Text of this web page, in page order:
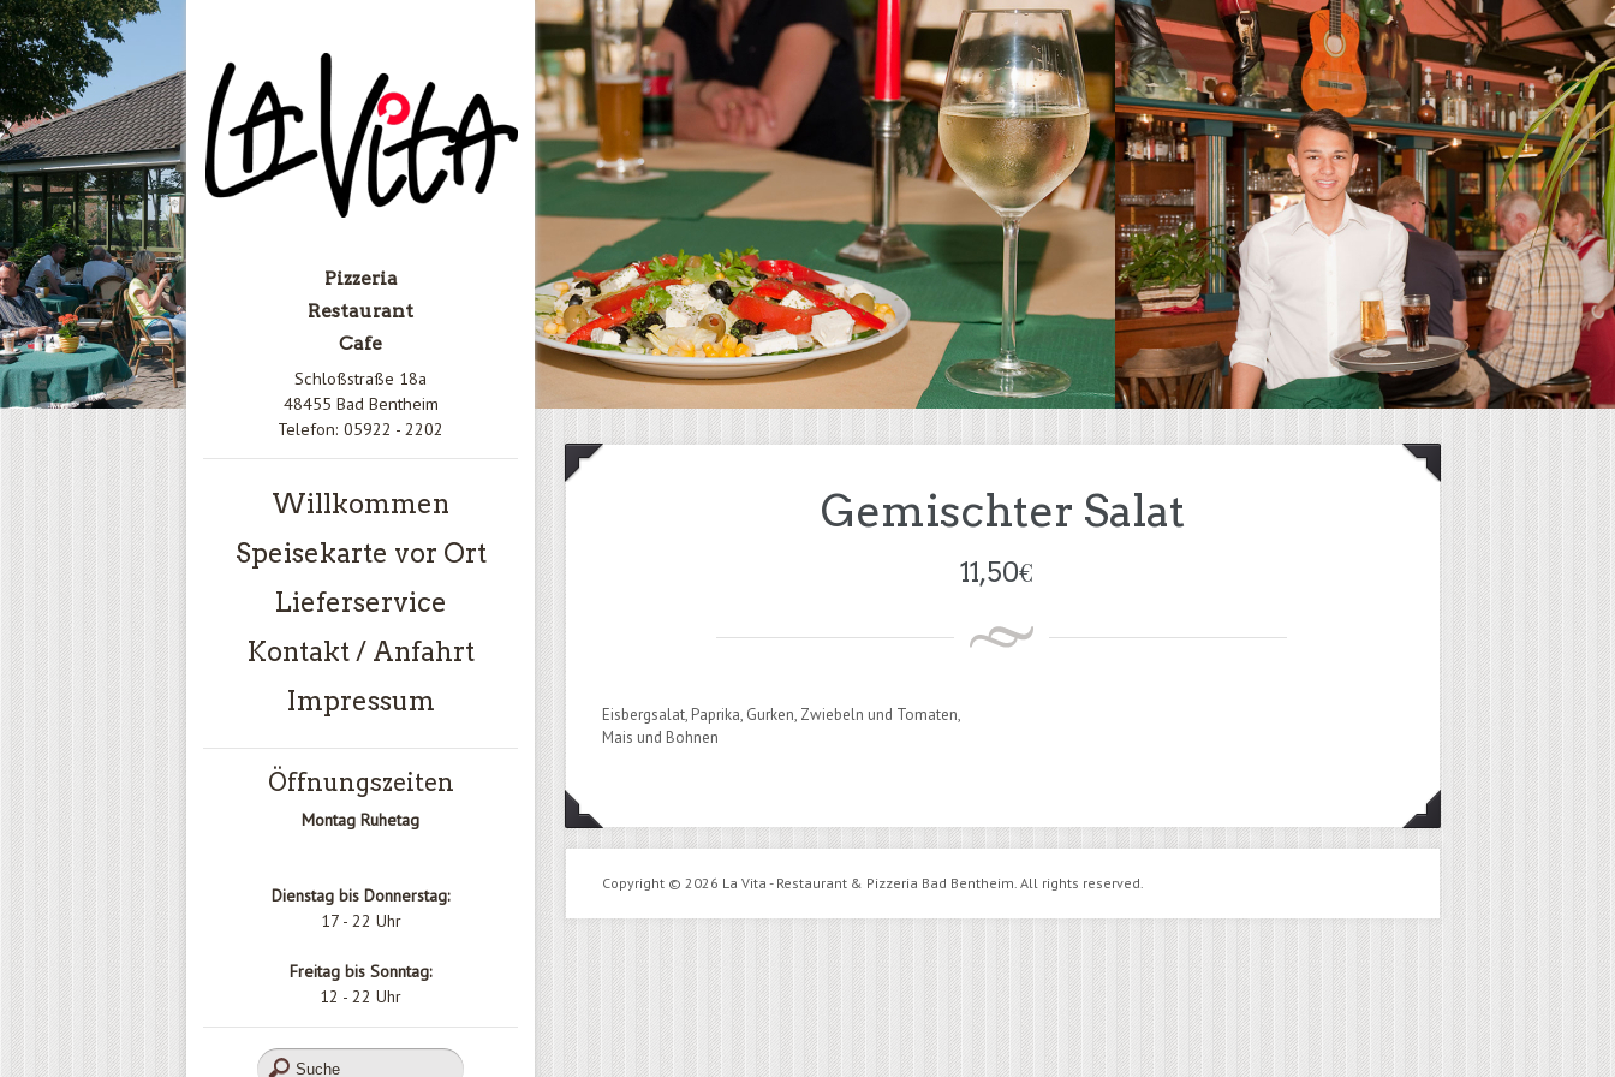
Pizzeria
Restaurant
Cafe
Schloßstraße 18a
48455 Bad Bentheim
Telefon: 05922 - 2202
Willkommen
Speisekarte vor Ort
Lieferservice
Kontakt / Anfahrt
Impressum
Öffnungszeiten
Montag Ruhetag
Dienstag bis Donnerstag:
17 - 22 Uhr
Freitag bis Sonntag:
12 - 22 Uhr
Gemischter Salat
11,50€
Eisbergsalat, Paprika, Gurken, Zwiebeln und Tomaten,
Mais und Bohnen
Copyright © 2026 La Vita - Restaurant & Pizzeria Bad Bentheim. All rights reserved.